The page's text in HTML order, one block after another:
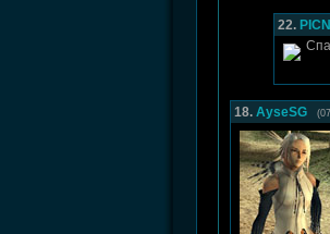
22.
18. AyseSG